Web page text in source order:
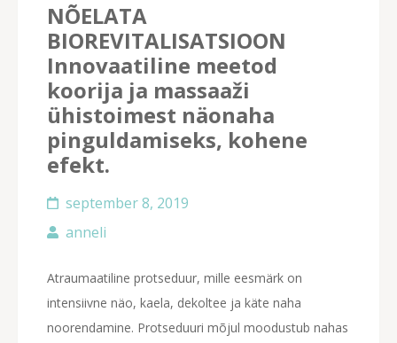
NÕELATA
BIOREVITALISATSIOON
Innovaatiline meetod
koorija ja massaaži
ühistoimest näonaha
pinguldamiseks, kohene
efekt.
september 8, 2019
anneli
Atraumaatiline protseduur, mille eesmärk on
intensiivne näo, kaela, dekoltee ja käte naha
noorendamine. Protseduuri mõjul moodustub nahas